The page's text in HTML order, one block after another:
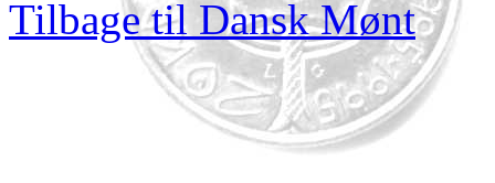
Tilbage til Dansk Mønt